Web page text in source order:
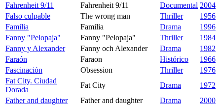
Fahrenheit 9/11
Fahrenheit 9/11 Documental 2004
Falso culpable
The wrong man Thriller
1956
Familia
Familia Drama
1996
Fanny "Pelopaja"
Fanny "Pelopaja" Thriller
1984
Fanny y Alexander
Fanny och Alexander Drama
1982
Faraón
Faraon Histórico
1966
Fascinación
Obsession Thriller
1976
Fat City. Ciudad
Dorada
Fat City Drama
1972
Father and daughter
Father and daughter Drama
2000